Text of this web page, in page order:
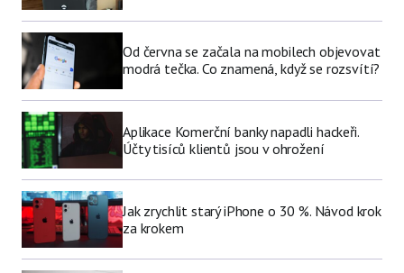
Od června se začala na mobilech objevovat
modrá tečka. Co znamená, když se rozsvítí?
Aplikace Komerční banky napadli hackeři.
Účty tisíců klientů jsou v ohrožení
Jak zrychlit starý iPhone o 30 %. Návod krok
za krokem